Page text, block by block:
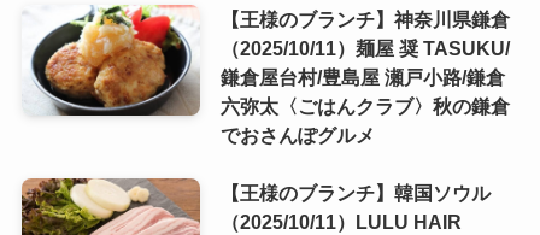
【王様のブランチ】神奈川県鎌倉
（2025/10/11）麺屋 奨 TASUKU/
鎌倉屋台村/豊島屋 瀬戸小路/鎌倉
六弥太〈ごはんクラブ〉秋の鎌倉
でおさんぽグルメ
【王様のブランチ】韓国ソウル
（2025/10/11）LULU HAIR